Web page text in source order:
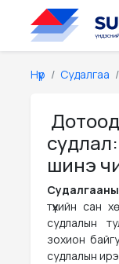
Нүүр Судалгаа
судлал:
шинэ
түүхийн сан
судлалын
зохион
судлалын